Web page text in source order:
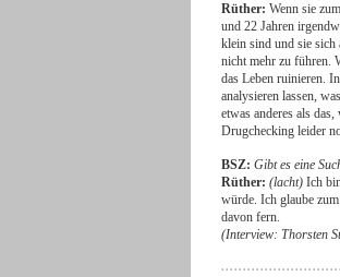
Rüther: Wenn sie
und 22 Jahren
klein sind und sie sich
nicht mehr zu führen.
das Leben ruinieren.
analysieren lassen,
etwas anderes als
Drugchecking leider
BSZ: Gibt es eine
Rüther: (lacht) Ich
würde. Ich glaube
davon fern.
(Interview: Thorsten